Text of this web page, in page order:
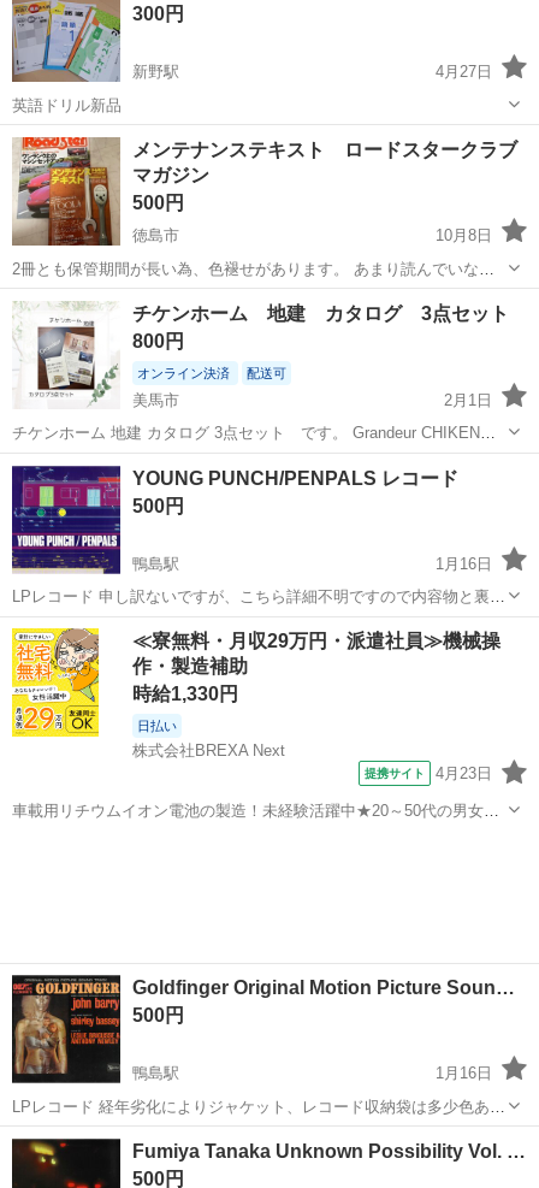
300円
新野駅
4月27日
英語ドリル新品
徳島 徳島市 新野駅 その他 ドリル
メンテナンステキスト ロードスタークラブ
マガジン
500円
徳島市
10月8日
2冊とも保管期間が長い為、色褪せがあります。 あまり読んでいない
ので、書き込みや破れはありません。 北島、藍住、松茂あたりでの取
引希望です。
徳島 徳島市 テキスト
チケンホーム 地建 カタログ 3点セット
800円
オンライン決済 配送可
美馬市
2月1日
チケンホーム 地建 カタログ 3点セット です。 Grandeur CHIKEN
STYLING LIXIL 家を建てる前に知っておきたいタイルの話 高級感のあ
るタイルの外壁が特徴の 人気のハウスメーカーです♪ チケ...
徳島 美馬市
YOUNG PUNCH/PENPALS レコード
500円
鴨島駅
1月16日
LPレコード 申し訳ないですが、こちら詳細不明ですので内容物と裏面
の写真を掲載しています。 直接お引き取りしていただける方を希望し
ます。 状態は綺麗ですが、あくまでも中古品です。 気に入ってもらえ
ると幸い...
徳島 吉野川市 鴨島駅 その他 レコード
≪寮無料・月収29万円・派遣社員≫機械操
作・製造補助
時給1,330円
日払い
株式会社BREXA Next
提携サイト 4月23日
車載用リチウムイオン電池の製造！未経験活躍中★20～50代の男女活
Goldfinger Original Motion Picture Soun…
500円
鴨島駅
1月16日
LPレコード 経年劣化によりジャケット、レコード収納袋は多少色あせ
しております。 また収納袋底辺が破れています。 直接お引き取りして
いただける方を希望します。 あくまでも中古品です。 気に入ってもら
える...
徳島 吉野川市
Fumiya Tanaka Unknown Possibility Vol. …
500円